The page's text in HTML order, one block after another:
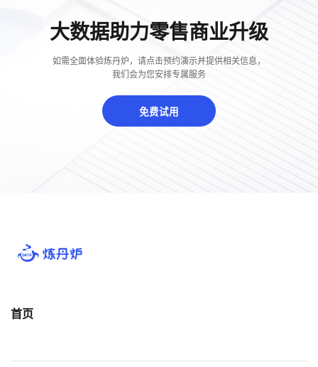
大数据助力零售商业升级
如需全面体验炼丹炉，请点击预约演示并提供相关信息，
我们会为您安排专属服务
免费试用
首页